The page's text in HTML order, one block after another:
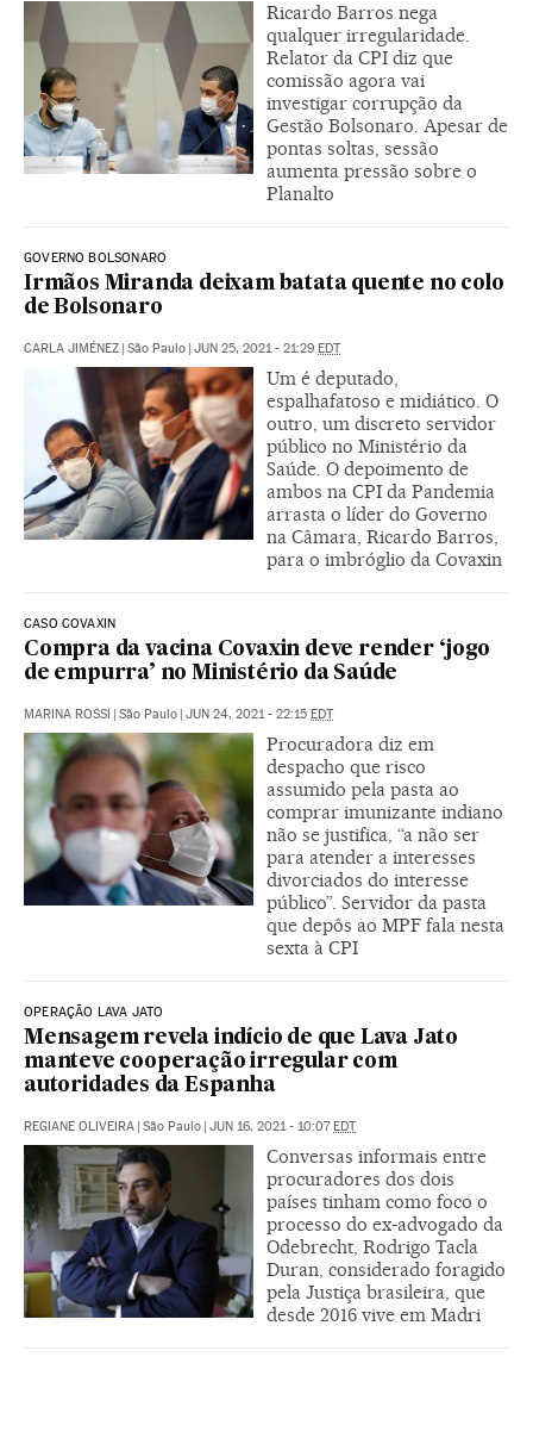
Ricardo Barros nega
qualquer irregularidade.
Relator da CPI diz que
comissão agora vai
investigar corrupção da
Gestão Bolsonaro. Apesar de
pontas soltas, sessão
aumenta pressão sobre o
Planalto
GOVERNO BOLSONARO
Irmãos Miranda deixam batata quente no colo
de Bolsonaro
CARLA JIMÉNEZ São Paulo JUN 25, 2021 - 21:29 EDT
Um é deputado,
espalhafatoso e midiático. O
outro, um discreto servidor
público no Ministério da
Saúde. O depoimento de
ambos na CPI da Pandemia
arrasta o líder do Governo
na Câmara, Ricardo Barros,
para o imbróglio da Covaxin
CASO COVAXIN
Compra da vacina Covaxin deve render ‘jogo
de empurra’ no Ministério da Saúde
MARINA ROSSI São Paulo JUN 24, 2021 - 22:15 EDT
Procuradora diz em
despacho que risco
assumido pela pasta ao
comprar imunizante indiano
não se justifica, “a não ser
para atender a interesses
divorciados do interesse
público”. Servidor da pasta
que depôs ao MPF fala nesta
sexta à CPI
OPERAÇÃO LAVA JATO
Mensagem revela indício de que Lava Jato
manteve cooperação irregular com
autoridades da Espanha
REGIANE OLIVEIRA São Paulo JUN 16, 2021 - 10:07 EDT
Conversas informais entre
procuradores dos dois
países tinham como foco o
processo do ex-advogado da
Odebrecht, Rodrigo Tacla
Duran, considerado foragido
pela Justiça brasileira, que
desde 2016 vive em Madri